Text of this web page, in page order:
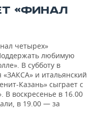
«ФИНАЛ
четырех»
любимую
В субботу в
«ЗАКСА» и итальянский
Казань» сыграет с
В воскресенье в 16.00
в 19.00 — за